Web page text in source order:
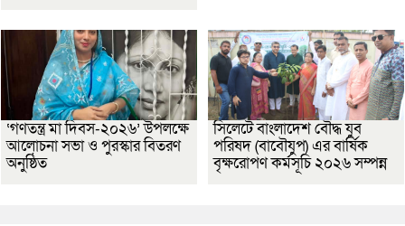
‘গণতন্ত্র মা দিবস-২০২৬’ উপলক্ষে
আলোচনা সভা ও পুরস্কার বিতরণ
অনুষ্ঠিত
সিলেটে বাংলাদেশ বৌদ্ধ যুব
পরিষদ (বাবৌযুপ) এর বার্ষিক
বৃক্ষরোপণ কর্মসূচি ২০২৬ সম্পন্ন